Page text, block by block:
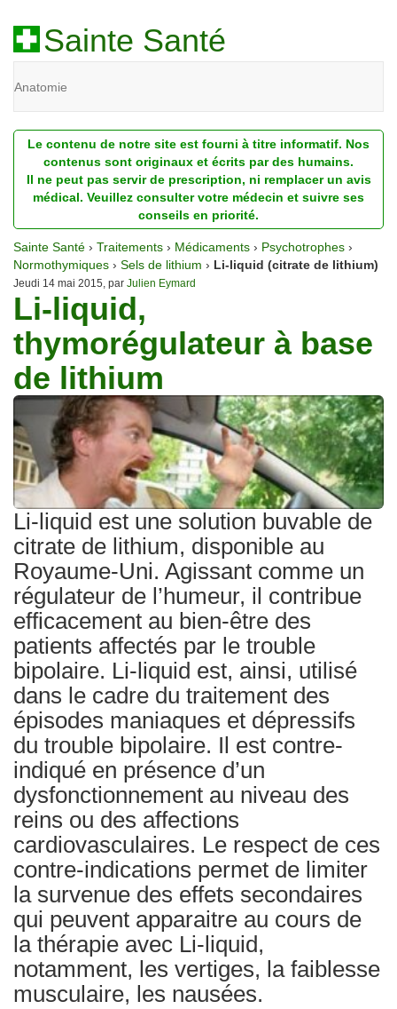
Sainte Santé
Anatomie
Diagnostic
Dossiers
Homéopathie
Nutrition
Pathologie
Psychologie
Recherches
Traitements
Le contenu de notre site est fourni à titre informatif. Nos
contenus sont originaux et écrits par des humains.
Il ne peut pas servir de prescription, ni remplacer un avis
médical. Veuillez consulter votre médecin et suivre ses
conseils en priorité.
Sainte Santé › Traitements › Médicaments › Psychotrophes ›
Normothymiques › Sels de lithium › Li-liquid (citrate de lithium)
Jeudi 14 mai 2015, par Julien Eymard
Li-liquid,
thymorégulateur à base
de lithium
Li-liquid est une solution buvable de
citrate de lithium, disponible au
Royaume-Uni. Agissant comme un
régulateur de l’humeur, il contribue
efficacement au bien-être des
patients affectés par le trouble
bipolaire. Li-liquid est, ainsi, utilisé
dans le cadre du traitement des
épisodes maniaques et dépressifs
du trouble bipolaire. Il est contre-
indiqué en présence d’un
dysfonctionnement au niveau des
reins ou des affections
cardiovasculaires. Le respect de ces
contre-indications permet de limiter
la survenue des effets secondaires
qui peuvent apparaitre au cours de
la thérapie avec Li-liquid,
notamment, les vertiges, la faiblesse
musculaire, les nausées.